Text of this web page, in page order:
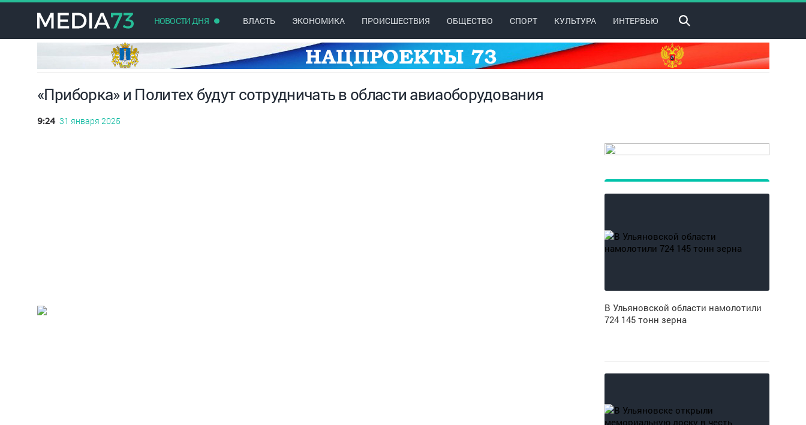
НОВОСТИ ДНЯ ВЛАСТЬ ЭКОНОМИКА ПРОИСШЕСТВИЯ ОБЩЕСТВО СПОРТ КУЛЬТУРА ИНТЕРВЬЮ
«Приборка» и Политех будут сотрудничать в области авиаоборудования
9:24 31 января 2025
В Ульяновской области намолотили
724 145 тонн зерна